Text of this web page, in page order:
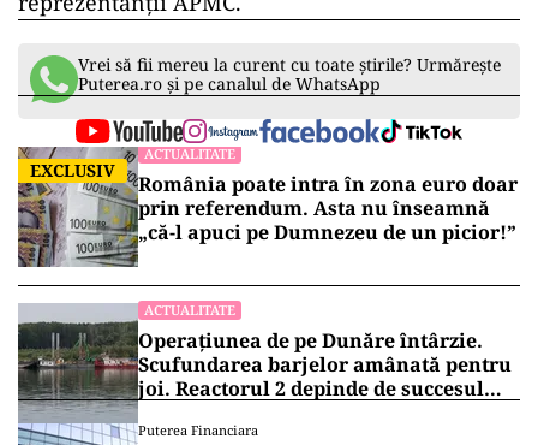
Vrei să fii mereu la curent cu toate știrile? Urmărește
Puterea.ro și pe canalul de WhatsApp
EXCLUSIV
ACTUALITATE
România poate intra în zona euro doar
prin referendum. Asta nu înseamnă
„că-l apuci pe Dumnezeu de un picior!”
ACTUALITATE
Operațiunea de pe Dunăre întârzie.
Scufundarea barjelor amânată pentru
joi. Reactorul 2 depinde de succesul
Puterea Financiara